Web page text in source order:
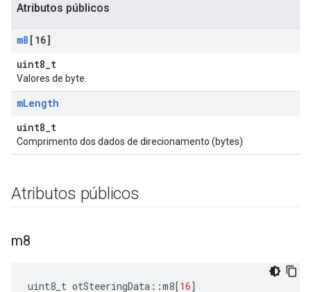
Atributos públicos
m8 [16]
uint8_t
Valores de byte.
mLength
uint8_t
Comprimento dos dados de direcionamento (bytes)
Atributos públicos
m8
uint8_t otSteeringData ::m8[16]